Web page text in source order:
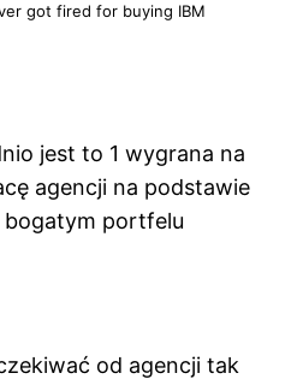
got fired for buying IBM
jest to 1 wygrana na
agencji na podstawie
bogatym portfelu
od agencji tak